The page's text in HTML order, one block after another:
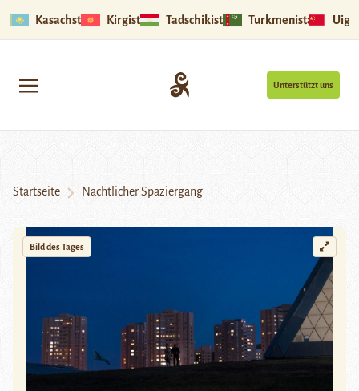
Kasachstan Kirgistan Tadschikistan Turkmenistan
Unterstützt uns
Startseite Nächtlicher Spaziergang
Bild des Tages